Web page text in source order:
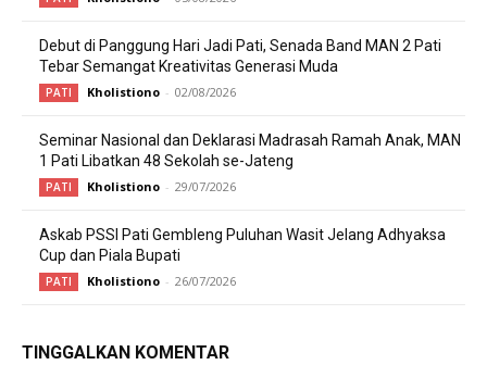
Debut di Panggung Hari Jadi Pati, Senada Band MAN 2 Pati
Tebar Semangat Kreativitas Generasi Muda
PATI Kholistiono - 02/08/2026
Seminar Nasional dan Deklarasi Madrasah Ramah Anak, MAN
1 Pati Libatkan 48 Sekolah se-Jateng
PATI Kholistiono - 29/07/2026
Askab PSSI Pati Gembleng Puluhan Wasit Jelang Adhyaksa
Cup dan Piala Bupati
PATI Kholistiono - 26/07/2026
TINGGALKAN KOMENTAR